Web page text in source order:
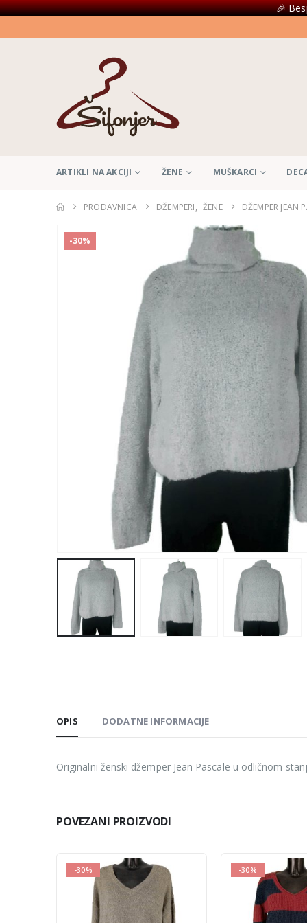
🎉
ARTIKLI NA AKCIJI ŽENE MUŠKARCI
PRODAVNICA DŽEMPERI, ŽENE DŽEMPER JEAN
-30%
OPIS DODATNE INFORMACIJE
Originalni ženski džemper Jean Pascale u odličnom
POVEZANI PROIZVODI
-30% -16%